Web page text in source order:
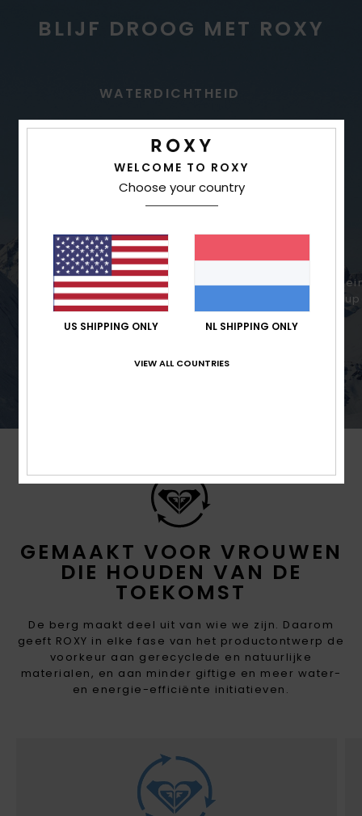
GEMAAKT VOOR VROUWEN
DIE HOUDEN VAN DE
TOEKOMST
De berg maakt deel uit van wie we zijn. Daarom
geeft ROXY in elke fase van het productontwerp de
voorkeur aan gerecyclede en natuurlijke
materialen, en aan minder giftige en meer water-
en energie-efficiënte initiatieven.
BLIJF DROOG MET ROXY
WATERDICHTHEID
De ultieme lichte, ademende
waterdichte stof voor alle
weersomstandigheden, producten
gemaakt met Gore-Tex® stof doorstaan
omstandigheden.
WELCOME TO ROXY
Choose your country
US SHIPPING ONLY NL SHIPPING ONLY
VIEW ALL COUNTRIES